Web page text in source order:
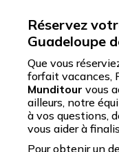
Réservez
Guadeloupe
Que vous
forfait vacances,
Munditour vous
ailleurs, notre
à vos questions,
vous aider à
Pour obtenir un